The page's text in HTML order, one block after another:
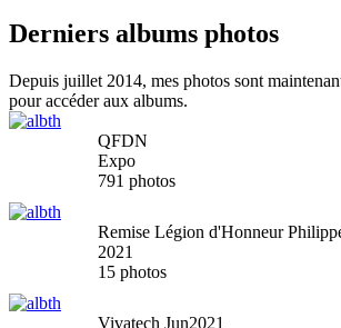
Derniers albums photos
Depuis juillet 2014, mes photos sont
pour accéder aux albums.
QFDN
Expo
791 photos
Remise Légion d'Honneur
2021
15 photos
Vivatech Jun2021